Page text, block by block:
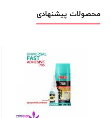
محصولات پیشنهادی